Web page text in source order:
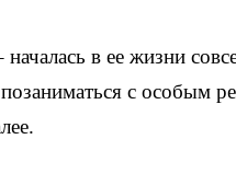
в ее жизни
с особым